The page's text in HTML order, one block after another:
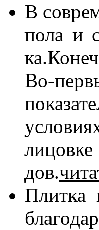
В
по­ла и
Во-
дов.
Плит­ка